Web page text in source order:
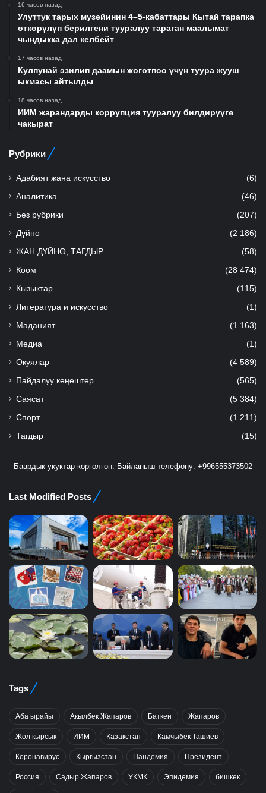
16 часов назад
Улуттук тарых музейинин 4–5-кабаттары Кытай тарапка
өткөрүлүп берилгени тууралуу тараган маалымат
чындыкка дал келбейт
17 часов назад
Кулпунай эзилип даамын жоготпоо үчүн туура жууш
ыкмасы айтылды
18 часов назад
ИИМ жарандарды коррупция тууралуу билдирүүгө
чакырат
Рубрики
Адабият жана искусство (6)
Аналитика (46)
Без рубрики (207)
Дүйнө (2 186)
ЖАН ДҮЙНӨ, ТАГДЫР (58)
Коом (28 474)
Кызыктар (115)
Литература и искусство (1)
Маданият (1 163)
Медиа (1)
Окуялар (4 589)
Пайдалуу кеңештер (565)
Саясат (5 384)
Спорт (1 211)
Тагдыр (15)
Баардык укуктар корголгон. Байланыш телефону: +996555373502
Last Modified Posts
Tags
Аба ырайы Акылбек Жапаров Баткен Жапаров
Жол кырсык ИИМ Казакстан Камчыбек Ташиев
Коронавирус Кыргызстан Пандемия Президент
Россия Садыр Жапаров УКМК Эпидемия бишкек